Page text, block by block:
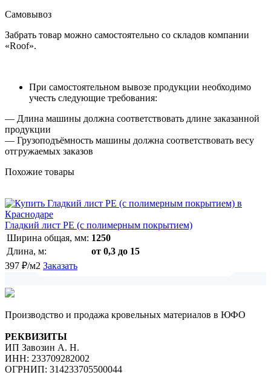
Самовывоз
Забрать товар можно самостоятельно со складов компании
«Roof».
При самостоятельном вывозе продукции необходимо
учесть следующие требования:
— Длина машины должна соответствовать длине заказанной
продукции
— Грузоподъёмность машины должна соответствовать весу
отгружаемых заказов
Похожие товары
Гладкий лист РЕ (с полимерным покрытием)
Ширина общая, мм: 1250
Длина, м:
от 0,3 до 15
397 ₽/м2 Заказать
Производство и продажа кровельных материалов в ЮФО
РЕКВИЗИТЫ
ИП Завозин А. Н.
ИНН: 233709282002
ОГРНИП: 314233705500044